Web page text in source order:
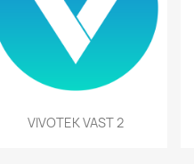
Vista rápida
VIVOTEK VAST 2